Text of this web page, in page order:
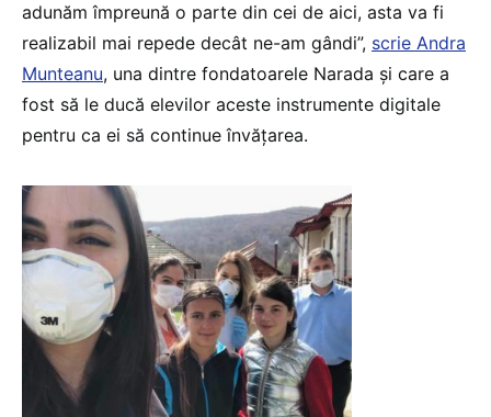
adunăm împreună o parte din cei de aici, asta va fi
realizabil mai repede decât ne-am gândi”, scrie Andra
Munteanu, una dintre fondatoarele Narada și care a
fost să le ducă elevilor aceste instrumente digitale
pentru ca ei să continue învățarea.